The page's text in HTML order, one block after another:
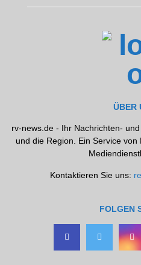
ÜBER
rv-news.de - Ihr Nachrichten-
und die Region. Ein Service
Kontaktieren Sie uns:
FOLGEN